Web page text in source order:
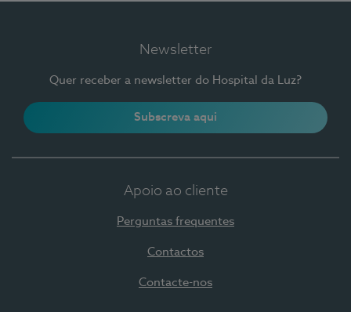
Newsletter
Quer receber a newsletter do Hospital da Luz?
Subscreva aqui
Apoio ao cliente
Perguntas frequentes
Contactos
Contacte-nos